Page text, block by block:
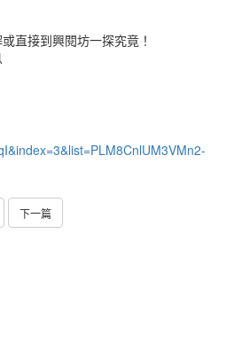
直接到興閱坊一探究竟！
下一篇